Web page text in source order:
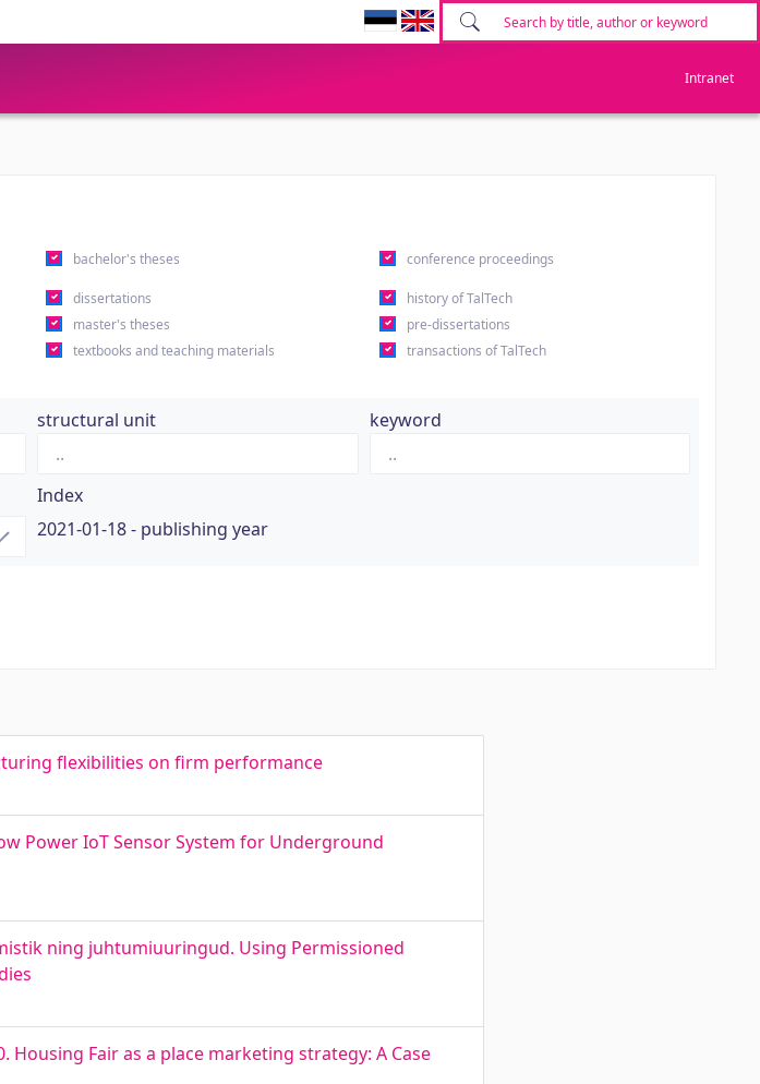
Intranet
bachelor's theses conference proceedings
dissertations
history of TalTech
master's theses
pre-dissertations
textbooks and teaching materials
transactions of TalTech
structural unit keyword
Index
2021-01-18 - publishing year
flexibilities on firm performance
Power IoT Sensor System for Underground
ning juhtumiuuringud. Using Permissioned
Fair as a place marketing strategy: A Case